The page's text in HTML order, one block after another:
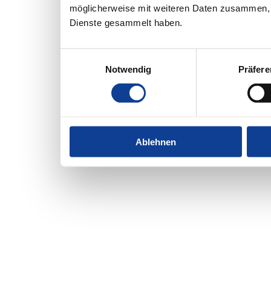
möglicherweise mit weiteren Daten
Dienste gesammelt haben.
Notwendig
Ablehnen